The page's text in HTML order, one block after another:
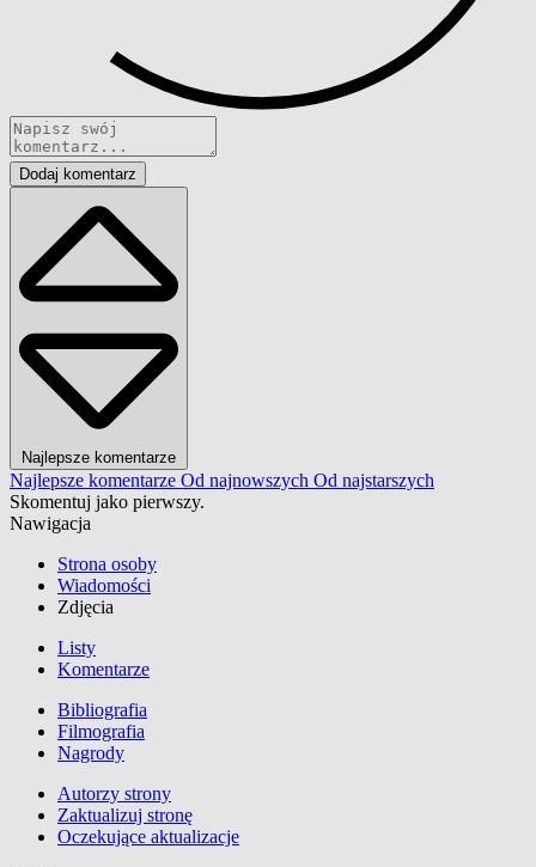
Dodaj komentarz
Najlepsze komentarze
Najlepsze komentarze Od najnowszych Od najstarszych
Skomentuj jako pierwszy.
Nawigacja
Strona osoby
Wiadomości
Zdjęcia
Listy
Komentarze
Bibliografia
Filmografia
Nagrody
Autorzy strony
Zaktualizuj stronę
Oczekujące aktualizacje